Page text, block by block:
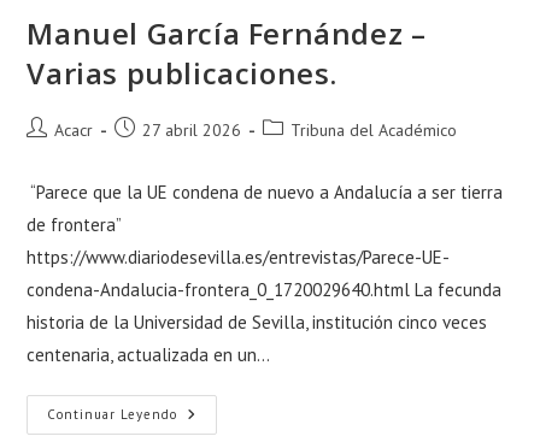
Manuel García Fernández –
Varias publicaciones.
Acacr 27 abril 2026 Tribuna del Académico
“Parece que la UE condena de nuevo a Andalucía a ser tierra
de frontera”
https://www.diariodesevilla.es/entrevistas/Parece-UE-
condena-Andalucia-frontera_0_1720029640.html La fecunda
historia de la Universidad de Sevilla, institución cinco veces
centenaria, actualizada en un…
Continuar Leyendo